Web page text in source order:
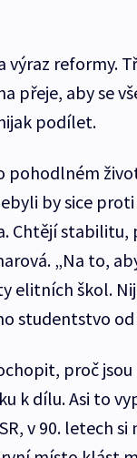
výraz reformy.
přeje, aby se
podílet.
pohodlném
by sice
Chtějí
„Na to,
elitních škol.
studentstvo od
proč
k dílu. Asi to
v 90. letech